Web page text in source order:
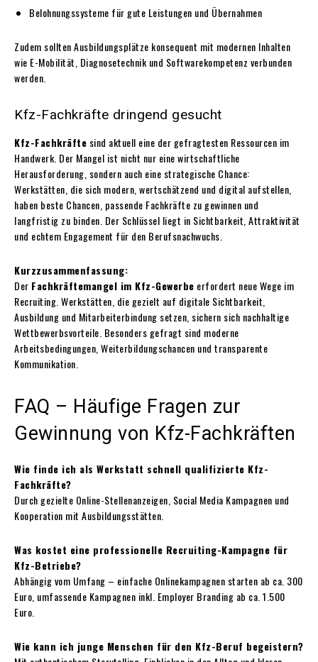
Belohnungssysteme für gute Leistungen und Übernahmen
Zudem sollten Ausbildungsplätze konsequent mit modernen Inhalten
wie E-Mobilität, Diagnosetechnik und Softwarekompetenz verbunden
werden.
Kfz-Fachkräfte dringend gesucht
Kfz-Fachkräfte sind aktuell eine der gefragtesten Ressourcen im
Handwerk. Der Mangel ist nicht nur eine wirtschaftliche
Herausforderung, sondern auch eine strategische Chance:
Werkstätten, die sich modern, wertschätzend und digital aufstellen,
haben beste Chancen, passende Fachkräfte zu gewinnen und
langfristig zu binden. Der Schlüssel liegt in Sichtbarkeit, Attraktivität
und echtem Engagement für den Berufsnachwuchs.
Kurzzusammenfassung:
Der Fachkräftemangel im Kfz-Gewerbe erfordert neue Wege im
Recruiting. Werkstätten, die gezielt auf digitale Sichtbarkeit,
Ausbildung und Mitarbeiterbindung setzen, sichern sich nachhaltige
Wettbewerbsvorteile. Besonders gefragt sind moderne
Arbeitsbedingungen, Weiterbildungschancen und transparente
Kommunikation.
FAQ – Häufige Fragen zur
Gewinnung von Kfz-Fachkräften
Wie finde ich als Werkstatt schnell qualifizierte Kfz-
Fachkräfte?
Durch gezielte Online-Stellenanzeigen, Social Media Kampagnen und
Kooperation mit Ausbildungsstätten.
Was kostet eine professionelle Recruiting-Kampagne für
Kfz-Betriebe?
Abhängig vom Umfang – einfache Onlinekampagnen starten ab ca. 300
Euro, umfassende Kampagnen inkl. Employer Branding ab ca. 1.500
Euro.
Wie kann ich junge Menschen für den Kfz-Beruf begeistern?